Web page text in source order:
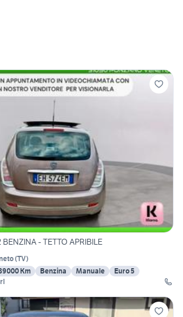
BENZINA - TETTO APRIBILE
(TV)
Km Benzina Manuale
Euro 5